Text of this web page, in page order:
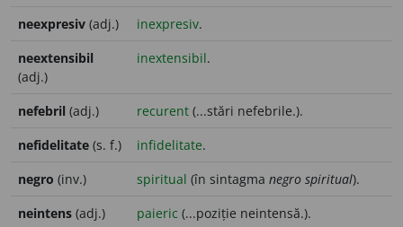
neexpresiv (adj.) inexpresiv.
neextensibil
(adj.)
inextensibil.
nefebril (adj.) recurent (...stări nefebrile.).
nefidelitate (s. f.) infidelitate.
negro (inv.) spiritual (în sintagma negro spiritual).
neintens (adj.) paieric (...poziție neintensă.).